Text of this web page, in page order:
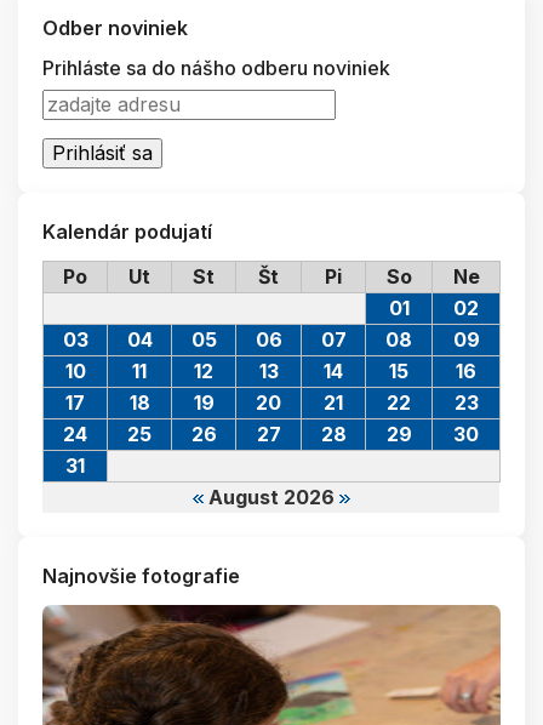
Odber noviniek
Prihláste sa do nášho odberu noviniek
Kalendár podujatí
Po
Ut St Št Pi So Ne
August 2026
01
02
03
04 05 06 07 08
09
10
11 12 13 14 15
16
17
18 19 20 21 22
23
24
25 26 27 28 29
30
31
Najnovšie fotografie